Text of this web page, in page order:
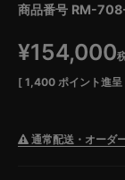
商品番号 RM-
¥154,000
[ 1,400 ポイント進呈
通常配送・オーダ